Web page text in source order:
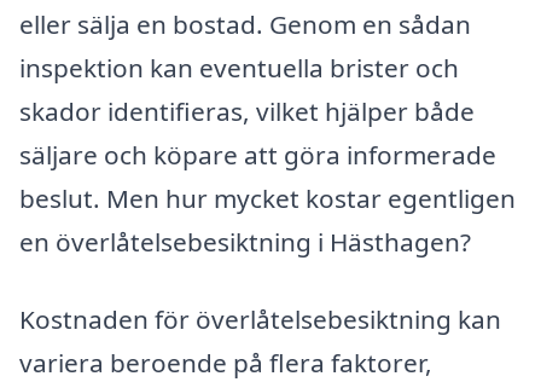
eller sälja en bostad. Genom en sådan
inspektion kan eventuella brister och
skador identifieras, vilket hjälper både
säljare och köpare att göra informerade
beslut. Men hur mycket kostar egentligen
en överlåtelsebesiktning i Hästhagen?
Kostnaden för överlåtelsebesiktning kan
variera beroende på flera faktorer,